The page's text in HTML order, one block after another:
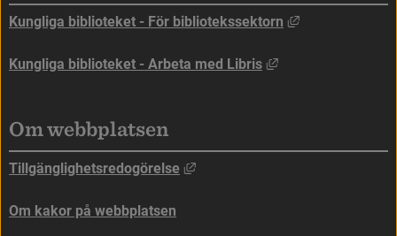
Kungliga biblioteket - För bibliotekssektorn Länk till annan
Kungliga biblioteket - Arbeta med Libris Länk till annan
Om webbplatsen
Tillgänglighetsredogörelse Länk till annan webbplats,
Om kakor på webbplatsen